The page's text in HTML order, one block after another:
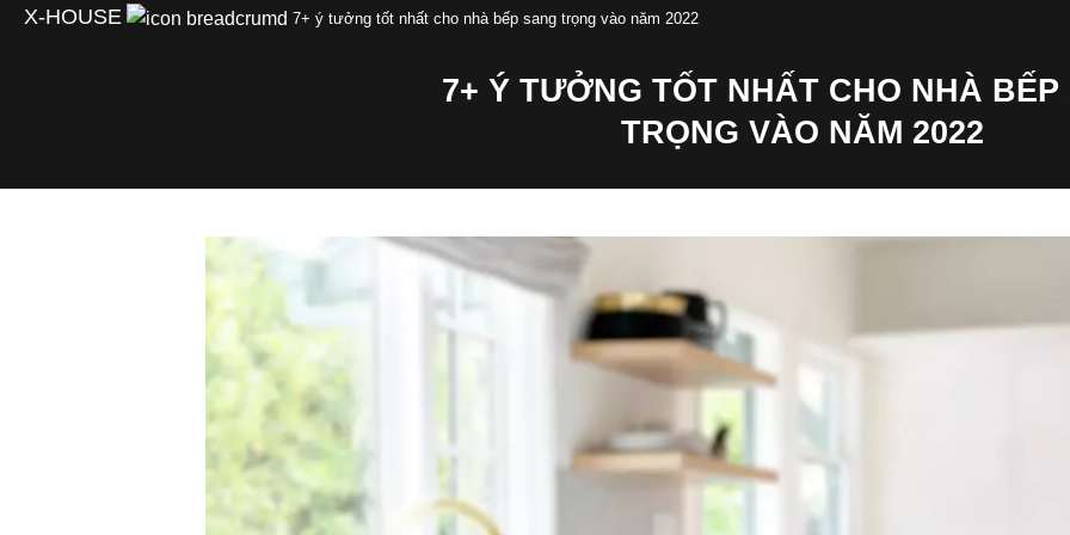
SkipX-HOUSE 7+ ý tưởng tốt nhất cho nhà bếp sang trọng vào năm 2022
7+ Ý TƯỞNG TỐT NHẤT CHO NHÀ BẾP
TRỌNG VÀO NĂM 2022